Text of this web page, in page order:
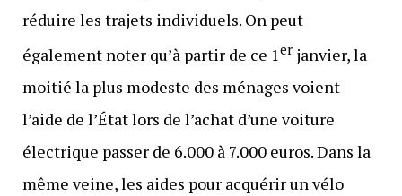
réduire les trajets individuels. On peut
également noter qu’à partir de ce 1erjanvier, la
moitié la plus modeste des ménages voient
l’aide de l’État lors de l’achat d’une voiture
électrique passer de 6.000 à 7.000 euros. Dans la
même veine, les aides pour acquérir un vélo